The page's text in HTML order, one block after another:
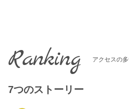
Ranking アクセスの
7つのストーリー